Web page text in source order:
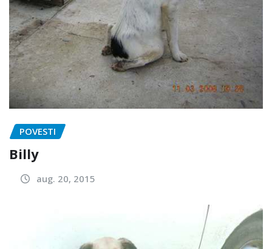
POVESTI
Billy
aug. 20, 2015